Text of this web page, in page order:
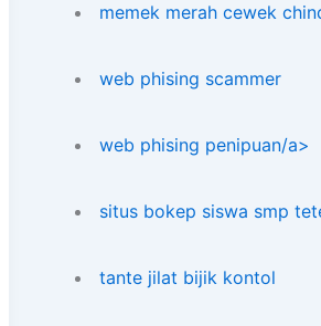
memek merah cewek
web phising scammer
web phising penipuan/a>
situs bokep siswa smp
tante jilat bijik kontol